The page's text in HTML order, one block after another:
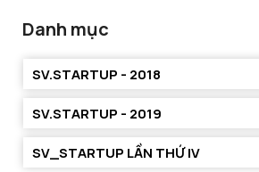
Danh mục
SV.STARTUP - 2018
SV.STARTUP - 2019
SV_STARTUP LẦN THỨ IV